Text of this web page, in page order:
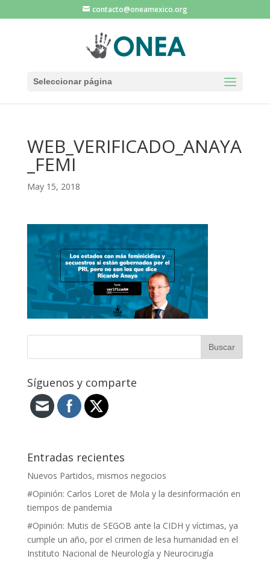
contacto@oneamexico.org
Seleccionar página
WEB_VERIFICADO_ANAYA
_FEMI
May 15, 2018
Síguenos y comparte
Entradas recientes
Nuevos Partidos, mismos negocios
#Opinión: Carlos Loret de Mola y la desinformación en
tiempos de pandemia
#Opinión: Mutis de SEGOB ante la CIDH y víctimas, ya
cumple un año, por el crimen de lesa humanidad en el
Instituto Nacional de Neurología y Neurocirugía